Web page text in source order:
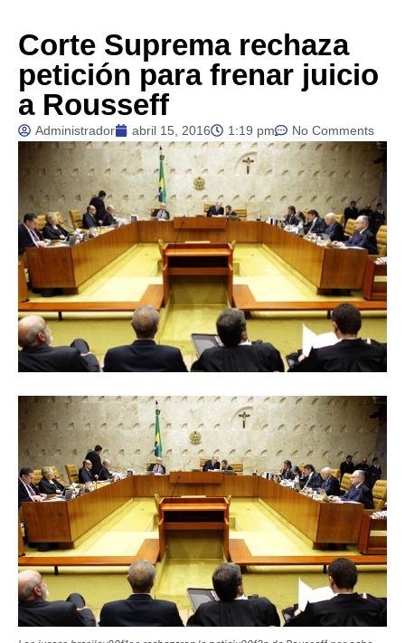
Corte Suprema rechaza
petición para frenar juicio
a Rousseff
Administrador abril 15, 2016 1:19 pm No Comments